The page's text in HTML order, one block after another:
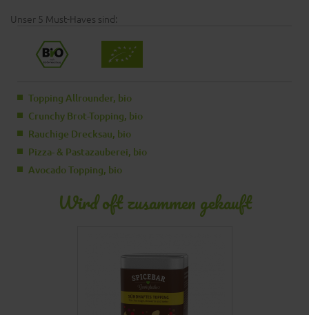
Unser 5 Must-Haves sind:
Topping Allrounder, bio
Crunchy Brot-Topping, bio
Rauchige Drecksau, bio
Pizza- & Pastazauberei, bio
Avocado Topping, bio
Wird oft zusammen gekauft